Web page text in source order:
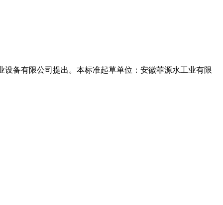
备有限公司提出。本标准起草单位：安徽菲源水工业有限